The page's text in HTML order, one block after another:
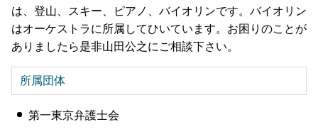
は、登山、スキー、ピアノ、バイオリンです。バイオリン
はオーケストラに所属してひいています。お困りのことが
ありましたら是非山田公之にご相談下さい。
所属団体
第一東京弁護士会